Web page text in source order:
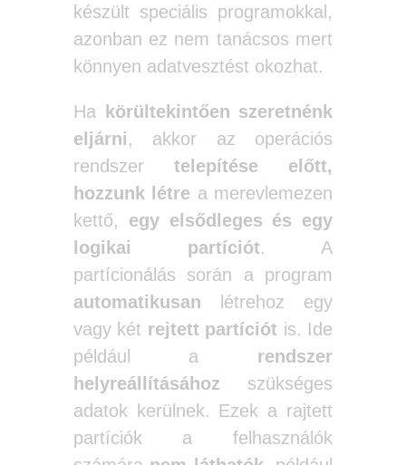
készült speciális programokkal,
azonban ez nem tanácsos mert
könnyen adatvesztést okozhat.
Ha
körültekintően szeretnénk
eljárni, akkor az operációs
rendszer telepítése előtt,
hozzunk létre a merevlemezen
kettő, egy elsődleges és egy
logikai partíciót. A
partícionálás során a program
automatikusan létrehoz egy
vagy két rejtett partíciót is. Ide
például a rendszer
helyreállításához szükséges
adatok kerülnek. Ezek a rajtett
partíciók a felhasználók